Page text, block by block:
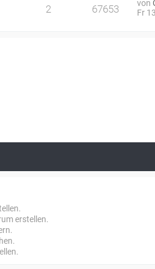
2 67653 von
Fr
erstellen.